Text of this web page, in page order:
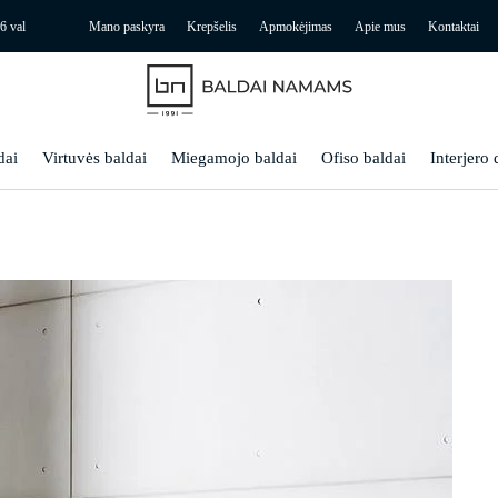
val Mano paskyra Krepšelis Apmokėjimas Apie mus Kontaktai
Virtuvės baldai Miegamojo baldai Ofiso baldai Interjero